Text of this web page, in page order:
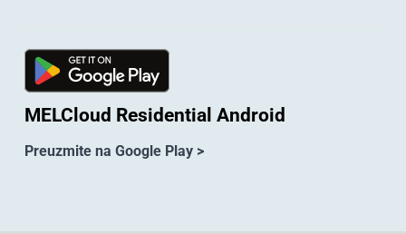
MELCloud Residential Android
Preuzmite na Google Play >